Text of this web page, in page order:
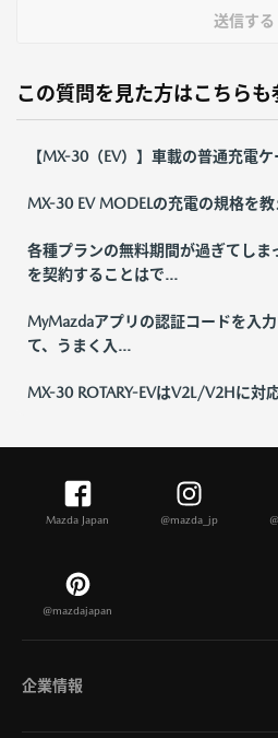
送信する
この質問を見た方はこちらも
【MX-30（EV）】車載の普通充電
MX-30 EV MODELの充電の規格を教
各種プランの無料期間が過ぎてしま
を契約することはで...
MyMazdaアプリの認証コードを入
て、うまく入...
MX-30 ROTARY-EVはV2L/V2Hに対
Mazda Japan @mazda_jp
@mazdajapan
企業情報